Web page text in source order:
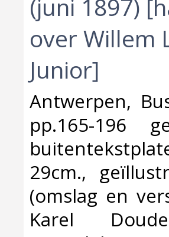
(juni 1897)
over Willem
Junior]‎
‎Antwerpen,
pp.165-196
29cm.,
(omslag en
Karel